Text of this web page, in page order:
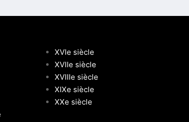
XVIe siècle
XVIIe siècle
XVIIIe siècle
XIXe siècle
XXe siècle